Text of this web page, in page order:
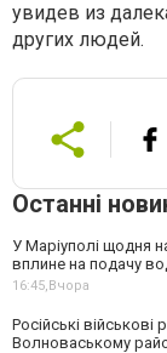
увидев из
других людей.
Останні
У Маріуполі щодня
вплине на подачу
16:45,Вчора
Російські
Волноваському